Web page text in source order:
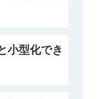
小型化でき